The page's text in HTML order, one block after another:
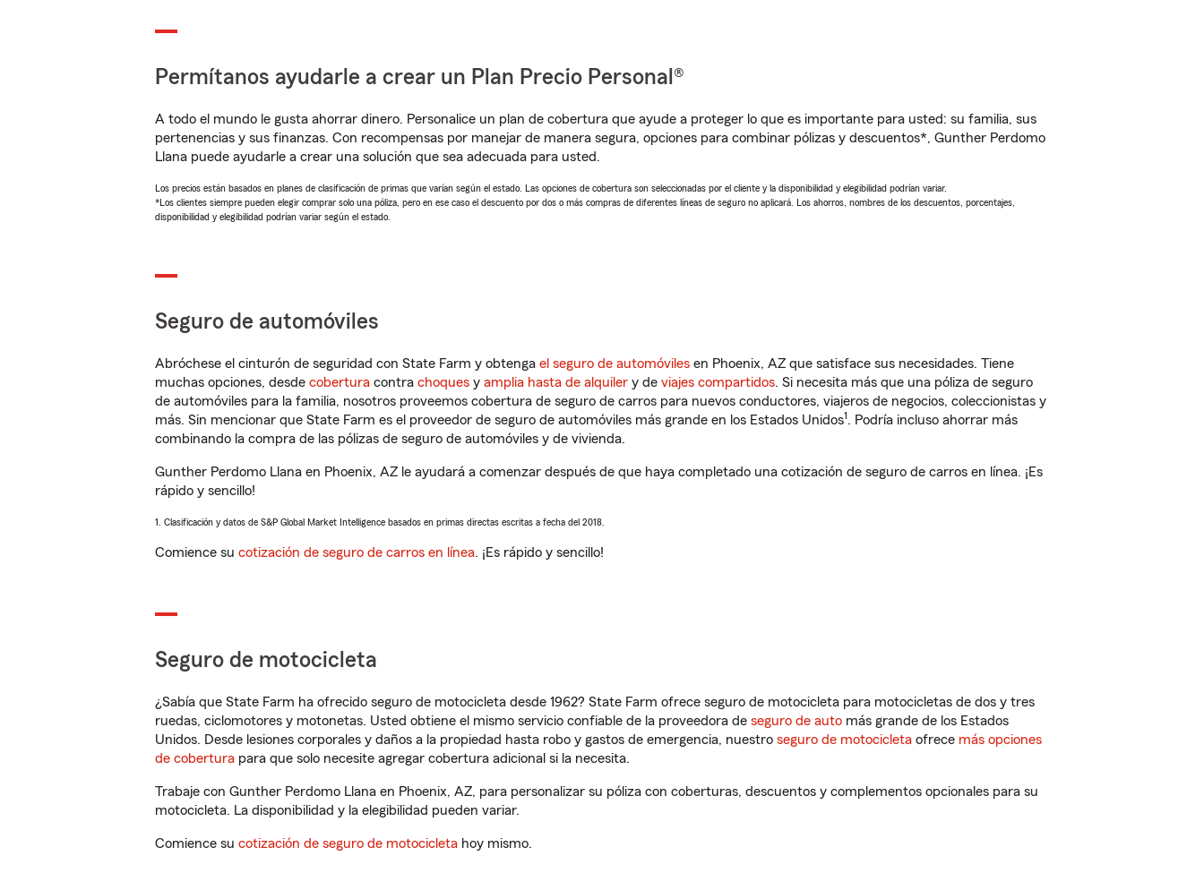
Permítanos ayudarle a crear un Plan Precio Personal®
A todo el mundo le gusta ahorrar dinero. Personalice un plan de cobertura que ayude a proteger lo que es importante para usted: su familia, sus
pertenencias y sus finanzas. Con recompensas por manejar de manera segura, opciones para combinar pólizas y descuentos*, Gunther Perdomo
Llana puede ayudarle a crear una solución que sea adecuada para usted.
Los precios están basados en planes de clasificación de primas que varían según el estado. Las opciones de cobertura son seleccionadas por el cliente y la disponibilidad y elegibilidad podrían variar.
*Los clientes siempre pueden elegir comprar solo una póliza, pero en ese caso el descuento por dos o más compras de diferentes líneas de seguro no aplicará. Los ahorros, nombres de los descuentos, porcentajes,
disponibilidad y elegibilidad podrían variar según el estado.
Seguro de automóviles
Abróchese el cinturón de seguridad con State Farm y obtenga el seguro de automóviles en Phoenix, AZ que satisface sus necesidades. Tiene
muchas opciones, desde cobertura contra choques y amplia hasta de alquiler y de viajes compartidos. Si necesita más que una póliza de seguro
de automóviles para la familia, nosotros proveemos cobertura de seguro de carros para nuevos conductores, viajeros de negocios, coleccionistas y
más. Sin mencionar que State Farm es el proveedor de seguro de automóviles más grande en los Estados Unidos1. Podría incluso ahorrar más
combinando la compra de las pólizas de seguro de automóviles y de vivienda.
Gunther Perdomo Llana en Phoenix, AZ le ayudará a comenzar después de que haya completado una cotización de seguro de carros en línea. ¡Es
rápido y sencillo!
1. Clasificación y datos de S&P Global Market Intelligence basados en primas directas escritas a fecha del 2018.
Comience su cotización de seguro de carros en línea. ¡Es rápido y sencillo!
Seguro de motocicleta
¿Sabía que State Farm ha ofrecido seguro de motocicleta desde 1962? State Farm ofrece seguro de motocicleta para motocicletas de dos y tres
ruedas, ciclomotores y motonetas. Usted obtiene el mismo servicio confiable de la proveedora de seguro de auto más grande de los Estados
Unidos. Desde lesiones corporales y daños a la propiedad hasta robo y gastos de emergencia, nuestro seguro de motocicleta ofrece más opciones
de cobertura para que solo necesite agregar cobertura adicional si la necesita.
Trabaje con Gunther Perdomo Llana en Phoenix, AZ, para personalizar su póliza con coberturas, descuentos y complementos opcionales para su
motocicleta. La disponibilidad y la elegibilidad pueden variar.
Comience su cotización de seguro de motocicleta hoy mismo.